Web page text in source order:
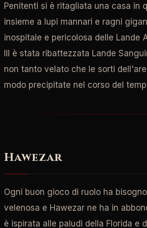
Penitenti si è ritagliata una casa in
insieme a lupi mannari e ragni
inospitale e pericolosa delle Lande
III è stata ribattezzata Lande
non tanto velato che le sorti
modo precipitate nel corso del
Hawezar
Ogni buon gioco di ruolo ha
velenosa e Hawezar ne ha in
è ispirata alle paludi della Florida e